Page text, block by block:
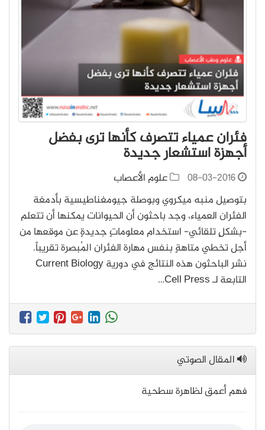
فئران عمياء تتصرف كأنها ترى بفضل
أجهزة استشعار جديدة
08-03-2016
علوم الأعصاب
بتوصيل منبه ميكروي وبوصلة جيومغناطيسية بأدمغة
الفئران العمياء، وجد باحثون أن الحيوانات يمكنها أن تتعلم
-بشكلٍ تلقائي- استخدام معلوماتٍ جديدةٍ عن موقعها من
أجل تخطي متاهةٍ بنفس مهارة الفئران المُبصرة تقريباً.
نشر الباحثون هذه النتائج في دورية Current Biology
التابعة لـ Cell Press…
المقال الصوتي
فهم أعمق لظاهرة سطحية